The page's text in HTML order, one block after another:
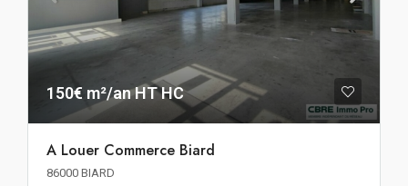
150€ m²/an HT HC
A Louer Commerce Biard
86000 BIARD